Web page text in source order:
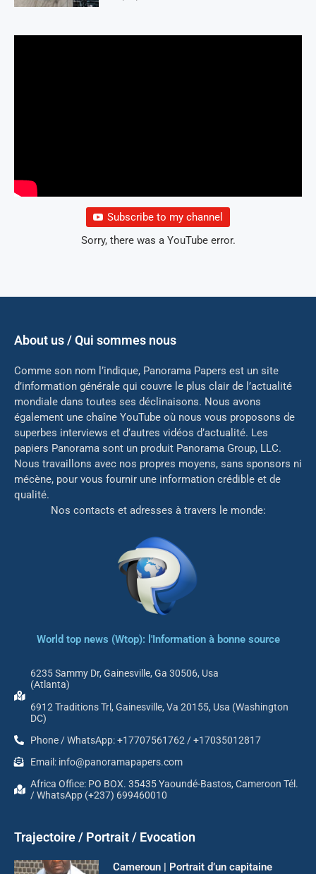
Subscribe to my channel
Sorry, there was a YouTube error.
About us / Qui sommes nous
Comme son nom l’indique, Panorama Papers est un site
d’information générale qui couvre le plus clair de l’actualité
mondiale dans toutes ses déclinaisons. Nous avons
également une chaîne YouTube où nous vous proposons de
superbes interviews et d’autres vidéos d’actualité. Les
papiers Panorama sont un produit Panorama Group, LLC.
Nous travaillons avec nos propres moyens, sans sponsors ni
mécène, pour vous fournir une information crédible et de
qualité.
Nos contacts et adresses à travers le monde:
World top news (Wtop): l'Information à bonne source
6235 Sammy Dr, Gainesville, Ga 30506, Usa
(Atlanta)
6912 Traditions Trl, Gainesville, Va 20155, Usa (Washington
DC)
Phone / WhatsApp: +17707561762 / +17035012817
Email: info@panoramapapers.com
Africa Office: PO BOX. 35435 Yaoundé-Bastos, Cameroon Tél.
/ WhatsApp (+237) 699460010
Trajectoire / Portrait / Evocation
Cameroun | Portrait d’un capitaine